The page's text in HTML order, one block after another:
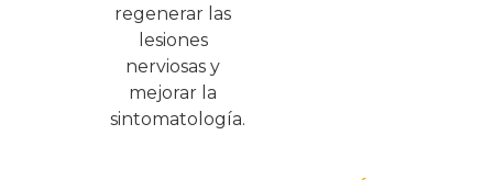
regenerar las
lesiones
nerviosas y
mejorar la
sintomatología.